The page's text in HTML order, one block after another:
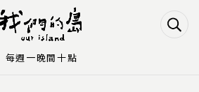
to Navigation
to Main content
每週一晚間十點